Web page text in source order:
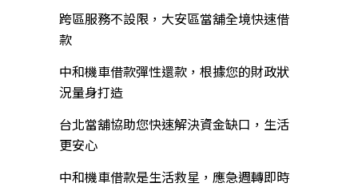
跨區服務不設限，大安區當舖全境快速借
款
中和機車借款彈性還款，根據您的財政狀
況量身打造
台北當舖協助您快速解決資金缺口，生活
更安心
中和機車借款是生活救星，應急週轉即時